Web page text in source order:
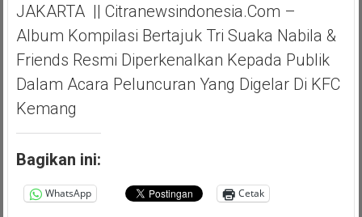
JAKARTA || Citranewsindonesia.com –
Album Kompilasi Bertajuk Tri Suaka Nabila &
Friends Resmi Diperkenalkan Kepada Publik
Dalam Acara Peluncuran Yang Digelar Di KFC
Kemang
Bagikan ini:
WhatsApp Cetak